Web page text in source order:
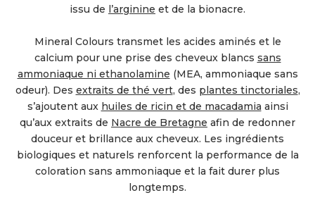
issu de l’arginine et de la bionacre.
Mineral Colours transmet les acides aminés et le
calcium pour une prise des cheveux blancs sans
ammoniaque ni ethanolamine (MEA, ammoniaque sans
odeur). Des extraits de thé vert, des plantes tinctoriales,
s’ajoutent aux huiles de ricin et de macadamia ainsi
qu’aux extraits de Nacre de Bretagne afin de redonner
douceur et brillance aux cheveux. Les ingrédients
biologiques et naturels renforcent la performance de la
coloration sans ammoniaque et la fait durer plus
longtemps.